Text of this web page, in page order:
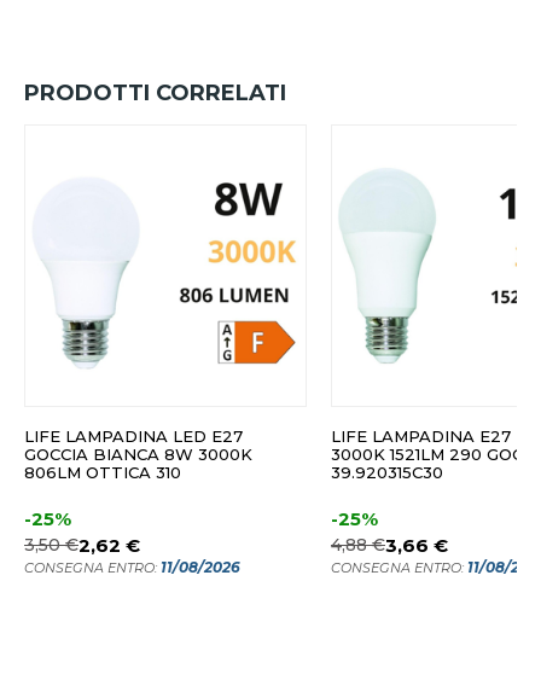
PRODOTTI CORRELATI
LIFE LAMPADINA LED E27
GOCCIA BIANCA 8W 3000K
806LM OTTICA 310
-25%
3,50 €2,62 €
CONSEGNA ENTRO: 11/08/2026
LIFE LAMPADINA E27
3000K 1521LM 290
39.920315C30
-25%
4,88 €3,66 €
CONSEGNA ENTRO: 11/08/